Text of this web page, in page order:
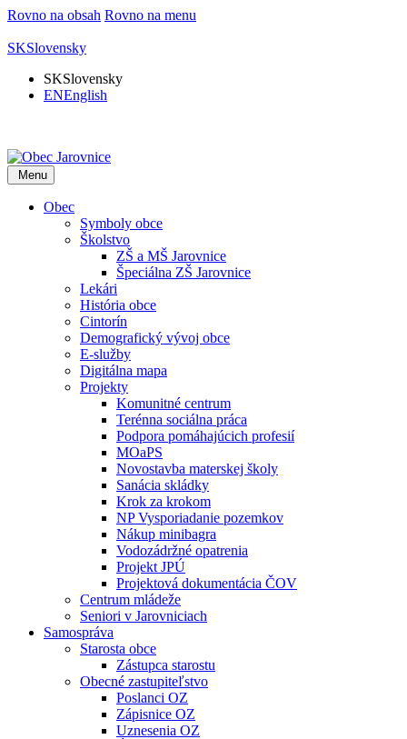
Rovno na obsah Rovno na menu
SKSlovensky
SKSlovensky
ENEnglish
Menu
Obec
Symboly obce
Školstvo
ZŠ a MŠ Jarovnice
Špeciálna ZŠ Jarovnice
Lekári
História obce
Cintorín
Demografický vývoj obce
E-služby
Digitálna mapa
Projekty
Komunitné centrum
Terénna sociálna práca
Podpora pomáhajúcich profesií
MOaPS
Novostavba materskej školy
Sanácia skládky
Krok za krokom
NP Vysporiadanie pozemkov
Nákup minibagra
Vodozádržné opatrenia
Projekt JPÚ
Projektová dokumentácia ČOV
Centrum mládeže
Seniori v Jarovniciach
Samospráva
Starosta obce
Zástupca starostu
Obecné zastupiteľstvo
Poslanci OZ
Zápisnice OZ
Uznesenia OZ